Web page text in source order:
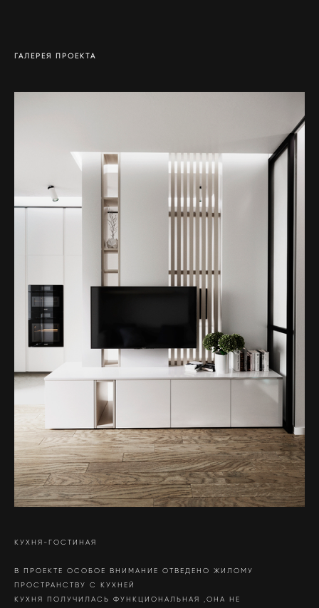
ГАЛЕРЕЯ ПРОЕКТА
КУХНЯ-ГОСТИНАЯ
В ПРОЕКТЕ ОСОБОЕ ВНИМАНИЕ ОТВЕДЕНО ЖИЛОМУ
ПРОСТРАНСТВУ С КУХНЕЙ
КУХНЯ ПОЛУЧИЛАСЬ ФУНКЦИОНАЛЬНАЯ ,ОНА НЕ